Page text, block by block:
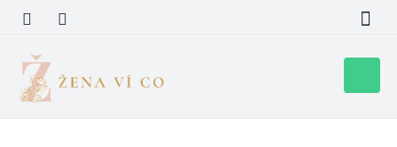
obsah
košík